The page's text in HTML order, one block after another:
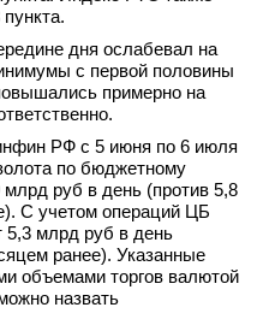
дня ослабевал на
с первой половины
примерно на
РФ с 5 июня по 6 июля
по бюджетному
руб в день (против 5,8
С учетом операций ЦБ
5,3 млрд руб в день
ранее). Указанные
объемами торгов валютой
назвать